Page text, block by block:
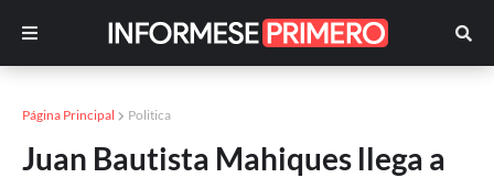
Página Principal Politica
Juan Bautista Mahiques llega a